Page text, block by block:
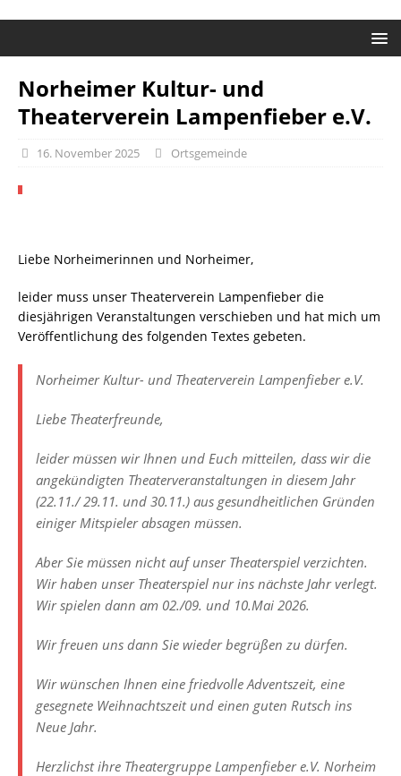
Norheimer Kultur- und
Theaterverein Lampenfieber e.V.
16. November 2025 Ortsgemeinde
Liebe Norheimerinnen und Norheimer,
leider muss unser Theaterverein Lampenfieber die
diesjährigen Veranstaltungen verschieben und hat mich um
Veröffentlichung des folgenden Textes gebeten.
Norheimer Kultur- und Theaterverein Lampenfieber e.V.
Liebe Theaterfreunde,
leider müssen wir Ihnen und Euch mitteilen, dass wir die
angekündigten Theaterveranstaltungen in diesem Jahr
(22.11./ 29.11. und 30.11.) aus gesundheitlichen Gründen
einiger Mitspieler absagen müssen.
Aber Sie müssen nicht auf unser Theaterspiel verzichten.
Wir haben unser Theaterspiel nur ins nächste Jahr verlegt.
Wir spielen dann am 02./09. und 10.Mai 2026.
Wir freuen uns dann Sie wieder begrüßen zu dürfen.
Wir wünschen Ihnen eine friedvolle Adventszeit, eine
gesegnete Weihnachtszeit und einen guten Rutsch ins
Neue Jahr.
Herzlichst ihre Theatergruppe Lampenfieber e.V. Norheim